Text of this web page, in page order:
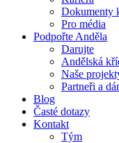
Dokumenty
Pro média
Podpořte Anděla
Darujte
Andělská
Naše
Partneři a
Blog
Časté dotazy
Kontakt
Tým